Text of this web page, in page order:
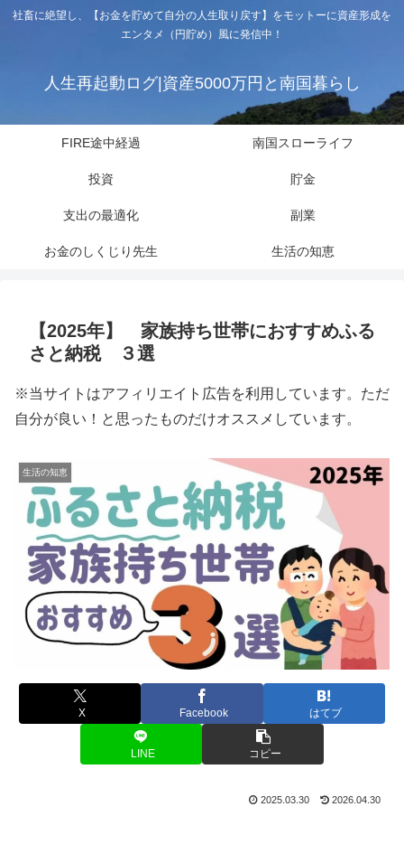
社畜に絶望し、【お金を貯めて自分の人生取り戻す】をモットーに資産形成を
エンタメ（円貯め）風に発信中！
人生再起動ログ|資産5000万円と南国暮らし
FIRE途中経過 南国スローライフ
投資 貯金
支出の最適化 副業
お金のしくじり先生 生活の知恵
【2025年】 家族持ち世帯におすすめふる
さと納税 ３選
※当サイトはアフィリエイト広告を利用しています。ただ
自分が良い！と思ったものだけオススメしています。
生活の知恵
X Facebook はてブ
LINE コピー
2025.03.30 2026.04.30